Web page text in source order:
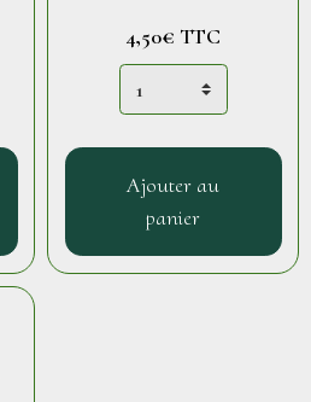
4,50€ TTC
Ajouter au
panier